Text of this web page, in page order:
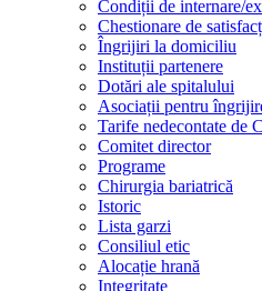
Condiții de internare/
Chestionare de
Îngrijiri la domiciliu
Instituții partenere
Dotări ale spitalului
Asociații pentru
Tarife nedecontate de
Comitet director
Programe
Chirurgia bariatrică
Istoric
Lista garzi
Consiliul etic
Alocație hrană
Integritate